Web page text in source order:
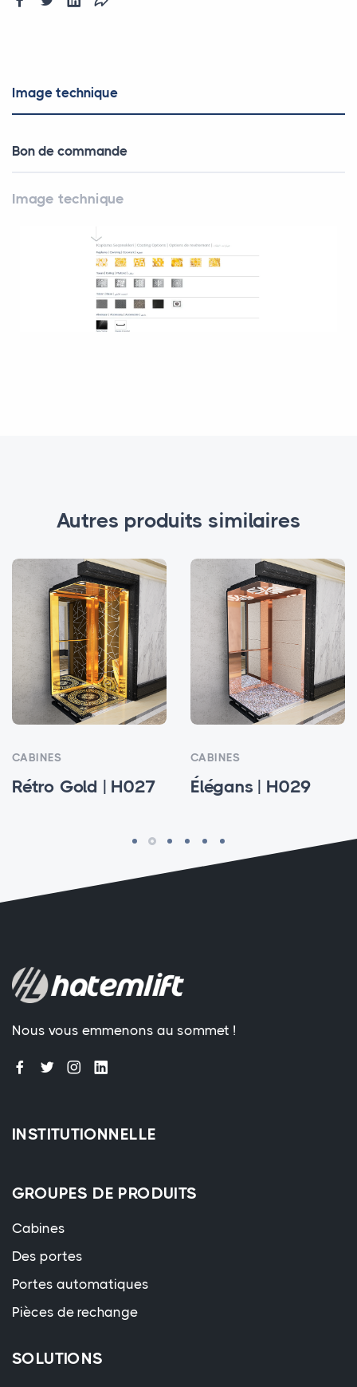
Image technique
Bon de commande
Image technique
Autres produits similaires
CABINES
Rétro Gold | H027
CABINES
Élégans | H029
Nous vous emmenons au sommet !
INSTITUTIONNELLE
GROUPES DE PRODUITS
Cabines
Des portes
Portes automatiques
Pièces de rechange
SOLUTIONS